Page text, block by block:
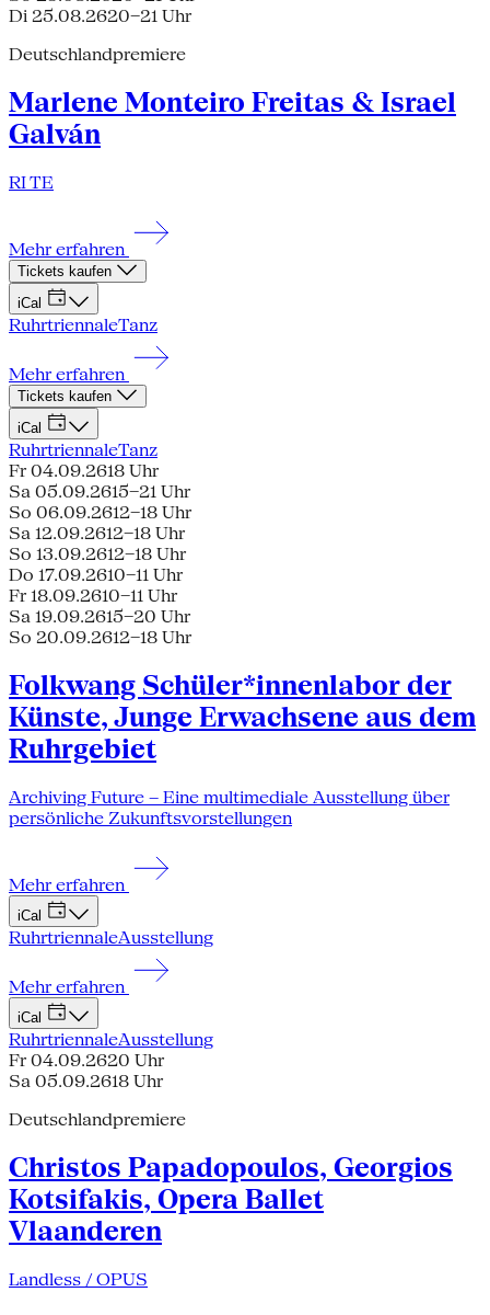
Di 25.08.2620–21 Uhr
Deutschlandpremiere
Marlene Monteiro Freitas & Israel
Galván
RI TE
Mehr erfahren
Tickets kaufen
iCal
RuhrtriennaleTanz
Mehr erfahren
Tickets kaufen
iCal
RuhrtriennaleTanz
Fr 04.09.2618 Uhr
Sa 05.09.2615–21 Uhr
So 06.09.2612–18 Uhr
Sa 12.09.2612–18 Uhr
So 13.09.2612–18 Uhr
Do 17.09.2610–11 Uhr
Fr 18.09.2610–11 Uhr
Sa 19.09.2615–20 Uhr
So 20.09.2612–18 Uhr
Folkwang Schüler*innenlabor der
Künste, Junge Erwachsene aus dem
Ruhrgebiet
Archiving Future – Eine multimediale Ausstellung über
persönliche Zukunftsvorstellungen
Mehr erfahren
iCal
RuhrtriennaleAusstellung
Mehr erfahren
iCal
RuhrtriennaleAusstellung
Fr 04.09.2620 Uhr
Sa 05.09.2618 Uhr
Deutschlandpremiere
Christos Papadopoulos, Georgios
Kotsifakis, Opera Ballet
Vlaanderen
Landless / OPUS